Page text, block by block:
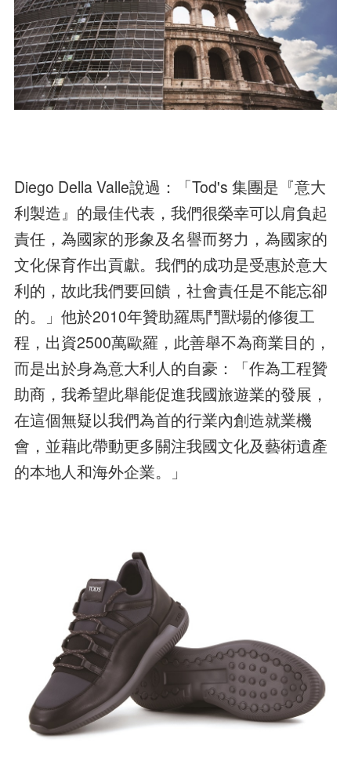
Diego Della Valle說過：「Tod's 集團是『意大
利製造』的最佳代表，我們很榮幸可以肩負起
責任，為國家的形象及名譽而努力，為國家的
文化保育作出貢獻。我們的成功是受惠於意大
利的，故此我們要回饋，社會責任是不能忘卻
的。」他於2010年贊助羅馬鬥獸場的修復工
程，出資2500萬歐羅，此善舉不為商業目的，
而是出於身為意大利人的自豪：「作為工程贊
助商，我希望此舉能促進我國旅遊業的發展，
在這個無疑以我們為首的行業內創造就業機
會，並藉此帶動更多關注我國文化及藝術遺產
的本地人和海外企業。」